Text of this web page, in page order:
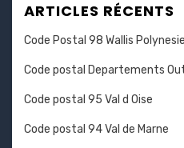
ARTICLES RÉCENTS
Code Postal 98 Wallis
Code postal Departements
Code postal 95 Val d Oise
Code postal 94 Val de Marne